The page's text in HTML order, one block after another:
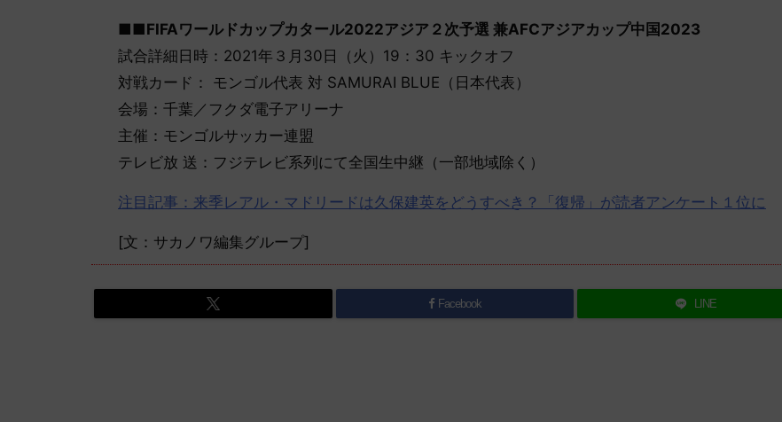
■■FIFAワールドカップカタール2022アジア２次予選 兼AFCアジアカップ中国2023
試合詳細日時：2021年３月30日（火）19：30 キックオフ
対戦カード： モンゴル代表 対 SAMURAI BLUE（日本代表）
会場：千葉／フクダ電子アリーナ
主催：モンゴルサッカー連盟
テレビ放 送：フジテレビ系列にて全国生中継（一部地域除く）
注目記事：来季レアル・マドリードは久保建英をどうすべき？「復帰」が読者アンケート１位に
[文：サカノワ編集グループ]
Facebook LINE